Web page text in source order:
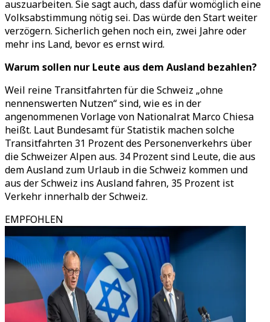
auszuarbeiten. Sie sagt auch, dass dafür womöglich eine
Volksabstimmung nötig sei. Das würde den Start weiter
verzögern. Sicherlich gehen noch ein, zwei Jahre oder
mehr ins Land, bevor es ernst wird.
Warum sollen nur Leute aus dem Ausland bezahlen?
Weil reine Transitfahrten für die Schweiz „ohne
nennenswerten Nutzen“ sind, wie es in der
angenommenen Vorlage von Nationalrat Marco Chiesa
heißt. Laut Bundesamt für Statistik machen solche
Transitfahrten 31 Prozent des Personenverkehrs über
die Schweizer Alpen aus. 34 Prozent sind Leute, die aus
dem Ausland zum Urlaub in die Schweiz kommen und
aus der Schweiz ins Ausland fahren, 35 Prozent ist
Verkehr innerhalb der Schweiz.
EMPFOHLEN